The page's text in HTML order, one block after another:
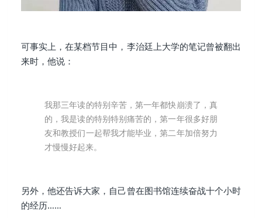
可事实上，在某档节目中，李治廷上大学的笔记曾被翻出
来时，他说：
我那三年读的特别辛苦，第一年都快崩溃了，真
的，我是读的特别特别痛苦的，第一年很多好朋
友和教授们一起帮我才能毕业，第二年加倍努力
才慢慢好起来。
另外，他还告诉大家，自己曾在图书馆连续奋战十个小时
的经历……